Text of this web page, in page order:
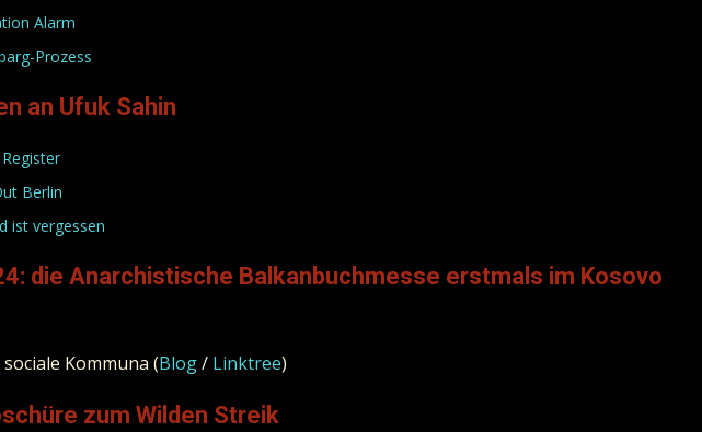
Alarm
Prozess
an Ufuk Sahin
Berlin
ist vergessen
die Anarchistische Balkanbuchmesse erstmals im Kosovo
Kommuna (Blog/ Linktree)
zum Wilden Streik